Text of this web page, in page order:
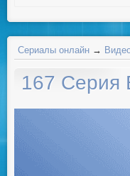
Сериалы онлайн →
167 Серия